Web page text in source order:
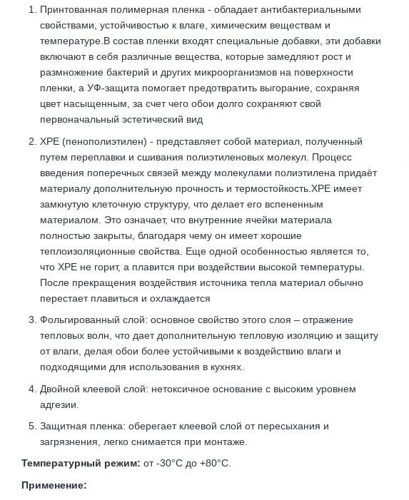
Принтованная полимерная пленка - обладает антибактериальными
свойствами, устойчивостью к влаге, химическим веществам и
температуре.В состав пленки входят специальные добавки, эти добавки
включают в себя различные вещества, которые замедляют рост и
размножение бактерий и других микроорганизмов на поверхности
пленки, а УФ-защита помогает предотвратить выгорание, сохраняя
цвет насыщенным, за счет чего обои долго сохраняют свой
первоначальный эстетический вид
XPE (пенополиэтилен) - представляет собой материал, полученный
путем переплавки и сшивания полиэтиленовых молекул. Процесс
введения поперечных связей между молекулами полиэтилена придаёт
материалу дополнительную прочность и термостойкость.XPE имеет
замкнутую клеточную структуру, что делает его вспененным
материалом. Это означает, что внутренние ячейки материала
полностью закрыты, благодаря чему он имеет хорошие
теплоизоляционные свойства. Еще одной особенностью является то,
что ХРЕ не горит, а плавится при воздействии высокой температуры.
После прекращения воздействия источника тепла материал обычно
перестает плавиться и охлаждается
Фольгированный слой: основное свойство этого слоя – отражение
тепловых волн, что дает дополнительную тепловую изоляцию и защиту
от влаги, делая обои более устойчивыми к воздействию влаги и
подходящими для использования в кухнях.
Двойной клеевой слой: нетоксичное основание с высоким уровнем
адгезии.
Защитная пленка: оберегает клеевой слой от пересыхания и
загрязнения, легко снимается при монтаже.
Температурный режим: от -30°C до +80°C.
Применение: